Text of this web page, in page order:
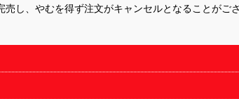
し、やむを得ず注文がキャンセルとなることがござ